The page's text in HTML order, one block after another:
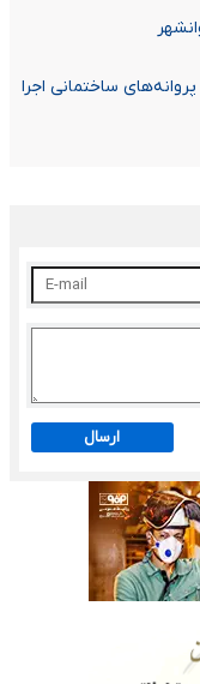
ساختمانی اجرا
ارسال